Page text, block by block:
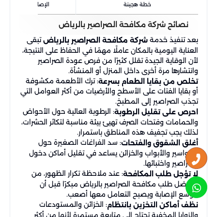
خطة هجينة الإصابات المتوسطة
نصائح شركة مكافحة الصراصير بالرياض
بعد تنفيذ خدمة شركة مكافحة الصراصير بالرياضتبقى
العناية اليومية بالمكان عاملًا مهمًا في الحفاظ على النتيجة،
لأن الوقاية الجيدة تقلل كثيرًا من فرص عودة الصراصير
وانتشارها مرة أخرى داخل المنزل أو المنشأة.
تخلص من بقايا الطعام بسرعة: ترك الأطعمة مكشوفة
أو بقايا الفتات على الأسطح والأرضيات من أكثر العوامل التي
تجذب الصراصير إلى المطبخ.
احرص على تقليل الرطوبة: الرطوبة العالية حول الأحواض
والحمامات وفتحات الصرف تهيئ بيئة مناسبة لتكاثر الحشرات،
لذلك يجب تجفيف هذه المناطق باستمرار.
أغلق الشقوق والفتحات: سد الفراغات الصغيرة حول
المواسير والأبواب والخزائن يساعد في تقليل أماكن دخول
الصراصير واختبائها.
لا تؤجل طلب المكافحة: عند ملاحظة تكرار الظهور، من
الأفضل طلب مكافحة الصراصير بالرياض مبكرًا قبل أن
تتوسع الإصابة ويصبح التعامل معها أصعب.
نظف أماكن التخزين بانتظام: الخزائن والمستودعات
والزوايا المخفية تحتاج إلى متابعة مستمرة لأنها من أكثر